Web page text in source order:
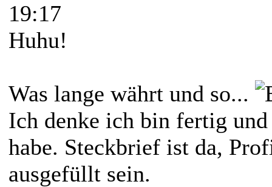
19:17
Huhu!
Was lange währt und so...
Ich denke ich bin fertig
habe. Steckbrief ist da,
ausgefüllt sein.